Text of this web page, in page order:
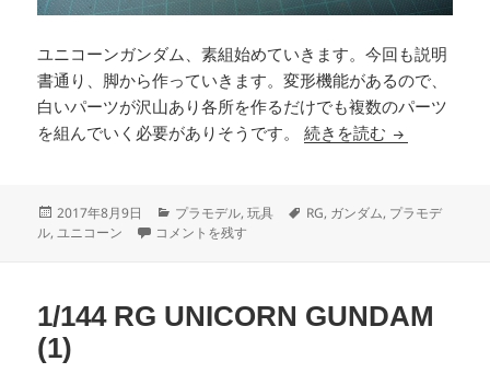
ユニコーンガンダム、素組始めていきます。今回も説明
書通り、脚から作っていきます。変形機能があるので、
白いパーツが沢山あり各所を作るだけでも複数のパーツ
を組んでいく必要がありそうです。続きを読む 1/144 RG
投
稿
2017年8月9日
カ
テ
プラモデル,玩具
タ
RG, ガンダム, プラモデ
ル,ユニコーン 1/144 RG UNICORN GUNDAM (2) に
コメントを残す
1/144 RG UNICORN GUNDAM
(1)